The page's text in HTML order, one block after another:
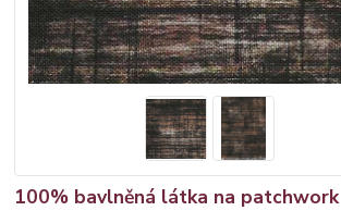
100% bavlněná látka na patchwork